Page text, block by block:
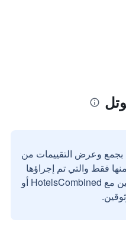
بجمع وعرض التقييمات من
فقط والتي تم إجراؤها
بواسطة مستخدمين حقيقيين مع HotelsCombined أو